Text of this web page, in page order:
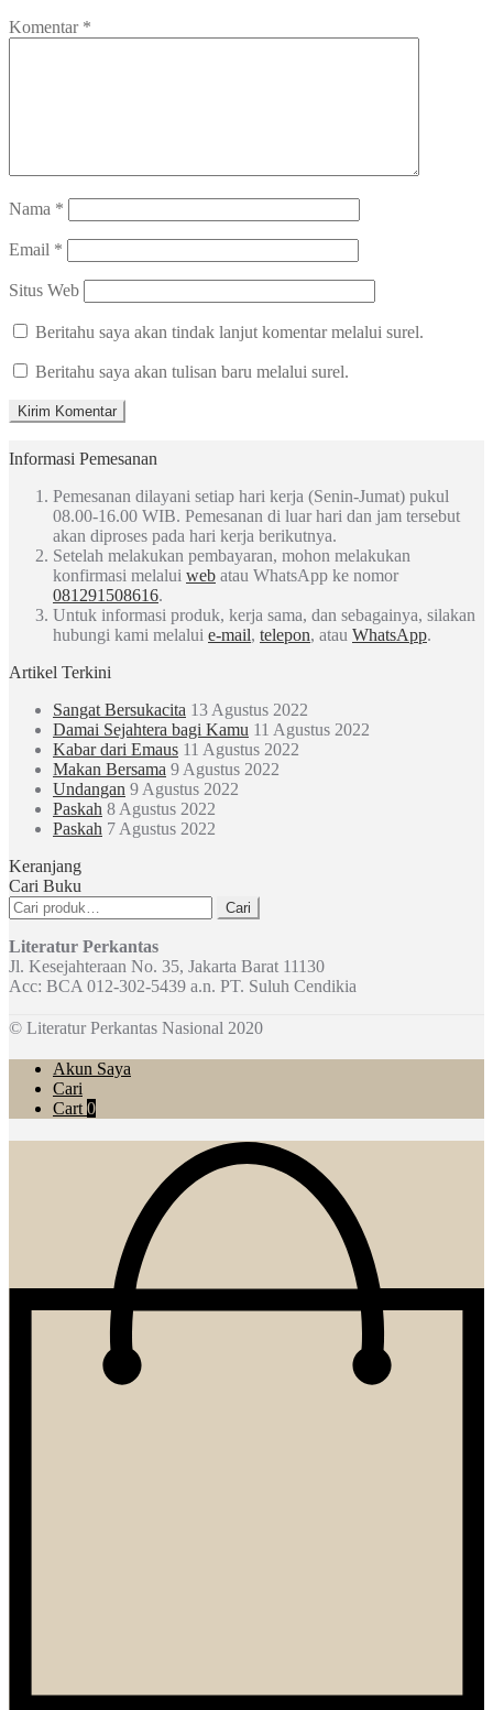
Komentar *
Nama *
Email *
Situs Web
Beritahu saya akan tindak lanjut komentar melalui surel.
Beritahu saya akan tulisan baru melalui surel.
Informasi Pemesanan
Pemesanan dilayani setiap hari kerja (Senin-Jumat) pukul
08.00-16.00 WIB. Pemesanan di luar hari dan jam tersebut
akan diproses pada hari kerja berikutnya.
Setelah melakukan pembayaran, mohon melakukan
konfirmasi melalui web atau WhatsApp ke nomor
081291508616.
Untuk informasi produk, kerja sama, dan sebagainya, silakan
hubungi kami melalui e-mail, telepon, atau WhatsApp.
Artikel Terkini
Sangat Bersukacita 13 Agustus 2022
Damai Sejahtera bagi Kamu 11 Agustus 2022
Kabar dari Emaus 11 Agustus 2022
Makan Bersama 9 Agustus 2022
Undangan 9 Agustus 2022
Paskah 8 Agustus 2022
Paskah 7 Agustus 2022
Keranjang
Cari Buku
Pencarian
untuk:
Cari
Literatur Perkantas
Jl. Kesejahteraan No. 35, Jakarta Barat 11130
Acc: BCA 012-302-5439 a.n. PT. Suluh Cendikia
© Literatur Perkantas Nasional 2020
Akun Saya
Cari
Cart 0